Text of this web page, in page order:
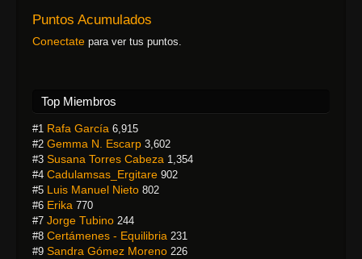
Puntos Acumulados
Conectate para ver tus puntos.
Top Miembros
#1 Rafa García 6,915
#2 Gemma N. Escarp 3,602
#3 Susana Torres Cabeza 1,354
#4 Cadulamsas_Ergitare 902
#5 Luis Manuel Nieto 802
#6 Erika 770
#7 Jorge Tubino 244
#8 Certámenes - Equilibria 231
#9 Sandra Gómez Moreno 226